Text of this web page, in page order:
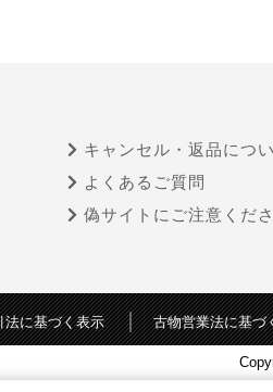
キャンセル・返品につ
よくあるご質問
偽サイトにご注意くだ
法に基づく表示 古物営業法に基づ